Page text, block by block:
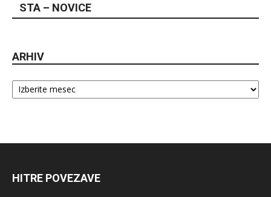
STA – NOVICE
ARHIV
Arhiv
HITRE POVEZAVE